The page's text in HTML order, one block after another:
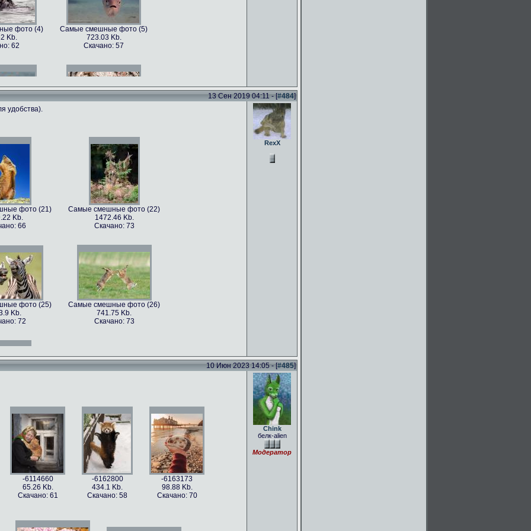
фото (4)
Kb.
62
Самые смешные фото (5)
723.03 Kb.
Скачано: 57
фото (10)
Kb.
Самые смешные фото (11)
814.79 Kb.
Kb.
71
фото (16)
Kb.
79
Самые смешные фото (17)
213.46 Kb.
Скачано: 66
13 Сен 2019 04:11 - [#484]
удобства).
фото (21)
Kb.
66
Самые смешные фото (22)
1472.46 Kb.
Скачано: 73
фото (25)
Kb.
72
Самые смешные фото (26)
741.75 Kb.
Скачано: 73
фото (28)
Kb.
76
Самые смешные фото (30)
1018.75 Kb.
Скачано: 75
Kb.
85
Скачано: 67
RexX
10 Июн 2023 14:05 - [#485]
-6114660
65.26 Kb.
Скачано: 61
-6162800
434.1 Kb.
Скачано: 58
-6163173
98.88 Kb.
Скачано: 70
Chink
белк-alien
Модератор